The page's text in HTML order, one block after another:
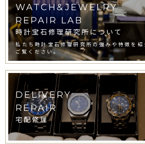
WATCH&JEWELRY
REPAIR LAB
時計宝石修理研究所について
私たち時計宝石修理研究所の強みや特徴を紹
ご覧ください。
DELIVERY
REPAIR
宅配修理